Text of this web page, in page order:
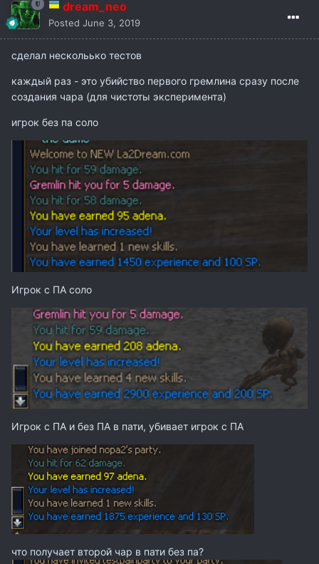
dream_neo
Posted June 3, 2019
сделал нескольько тестов
каждый раз - это убийство первого гремлина сразу после
создания чара (для чистоты эксперимента)
игрок без па соло
Игрок с ПА соло
Игрок с ПА и без ПА в пати, убивает игрок с ПА
что получает второй чар в пати без па?